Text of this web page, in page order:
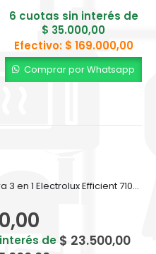
6 cuotas sin interés de
$ 35.000,00
Efectivo: $ 169.000,00
Comprar por Whatsapp
Miniprocesadora 3 en 1 Electrolux Efficient 710ml EFP500
de $ 23.500,00